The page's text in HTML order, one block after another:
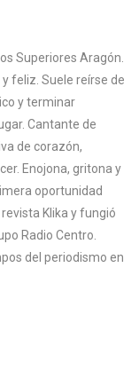
Superiores Aragón.
feliz. Suele reírse de
y terminar
Cantante de
de corazón,
Enojona, gritona y
oportunidad
Klika y fungió
Radio Centro.
del periodismo en